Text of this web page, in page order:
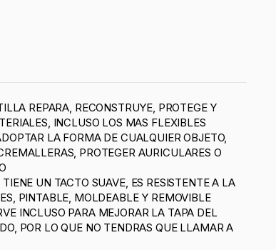
REPARA, RECONSTRUYE, PROTEGE Y
INCLUSO LOS MAS FLEXIBLES
LA FORMA DE CUALQUIER OBJETO,
PROTEGER AURICULARES O
TIENE UN TACTO SUAVE, ES RESISTENTE A LA
PINTABLE, MOLDEABLE Y REMOVIBLE
INCLUSO PARA MEJORAR LA TAPA DEL
POR LO QUE NO TENDRAS QUE LLAMAR A